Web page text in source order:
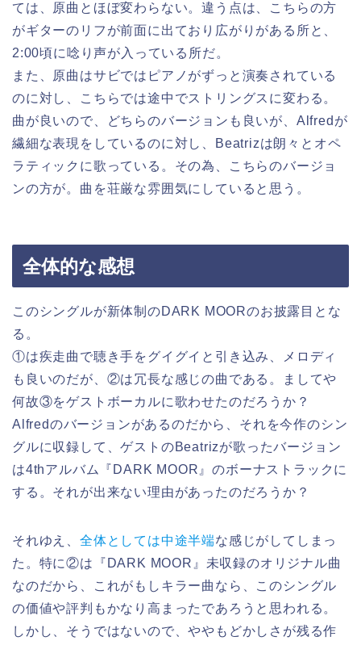
ては、原曲とほぼ変わらない。違う点は、こちらの方
がギターのリフが前面に出ており広がりがある所と、
2:00頃に唸り声が入っている所だ。
また、原曲はサビではピアノがずっと演奏されている
のに対し、こちらでは途中でストリングスに変わる。
曲が良いので、どちらのバージョンも良いが、Alfredが
繊細な表現をしているのに対し、Beatrizは朗々とオペ
ラティックに歌っている。その為、こちらのバージョ
ンの方が。曲を荘厳な雰囲気にしていると思う。
全体的な感想
このシングルが新体制のDARK MOORのお披露目とな
る。
①は疾走曲で聴き手をグイグイと引き込み、メロディ
も良いのだが、②は冗長な感じの曲である。ましてや
何故③をゲストボーカルに歌わせたのだろうか？
Alfredのバージョンがあるのだから、それを今作のシン
グルに収録して、ゲストのBeatrizが歌ったバージョン
は4thアルバム『DARK MOOR』のボーナストラックに
する。それが出来ない理由があったのだろうか？
それゆえ、 全体としては中途半端な感じがしてしまっ
た。特に②は『DARK MOOR』未収録のオリジナル曲
なのだから、これがもしキラー曲なら、このシングル
の価値や評判もかなり高まったであろうと思われる。
しかし、そうではないので、ややもどかしさが残る作